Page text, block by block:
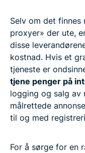
Selv om det finnes
proxyer» der ute,
disse
kostnad. Hvis et
tjeneste er
tjene penger på
logging og salg av
målrettede
til og med
For å sørge for en